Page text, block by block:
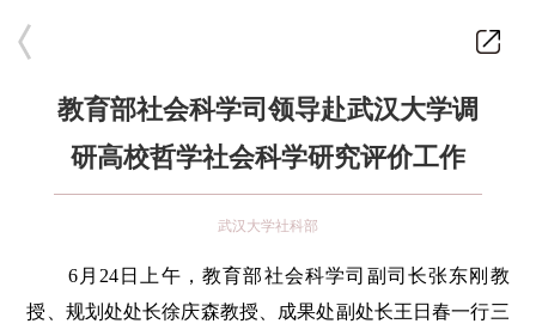
教育部社会科学司领导赴武汉大学调
研高校哲学社会科学研究评价工作
武汉大学社科部
6月24日上午，教育部社会科学司副司长张东刚教
授、规划处处长徐庆森教授、成果处副处长王日春一行三